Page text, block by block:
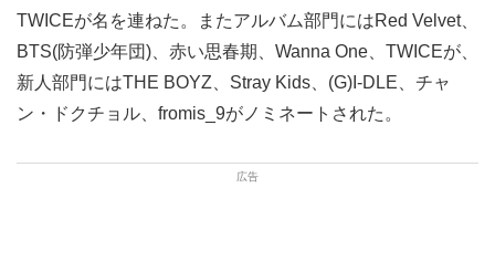
TWICEが名を連ねた。またアルバム部門にはRed Velvet、
BTS(防弾少年団)、赤い思春期、Wanna One、TWICEが、
新人部門にはTHE BOYZ、Stray Kids、(G)I-DLE、チャ
ン・ドクチョル、fromis_9がノミネートされた。